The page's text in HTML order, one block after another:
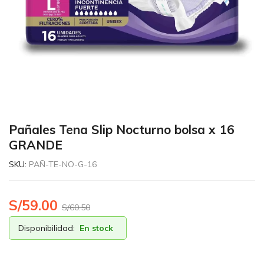
Pañales Tena Slip Nocturno bolsa x 16
GRANDE
SKU: PAÑ-TE-NO-G-16
S/60.50
S/59.00
Disponibilidad: En stock